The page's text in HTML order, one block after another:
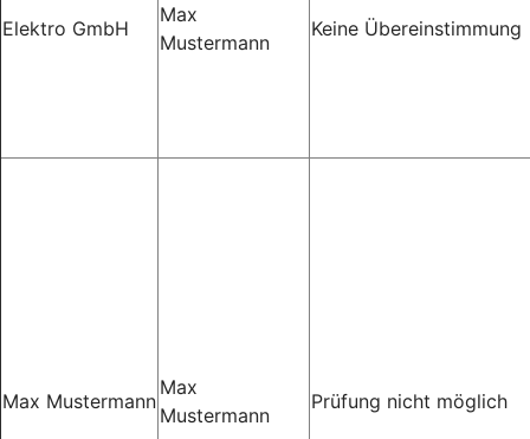
Elektro GmbH
Max
Mustermann
Keine Übereinstimmung
Max Mustermann
Max
Mustermann
Prüfung nicht möglich